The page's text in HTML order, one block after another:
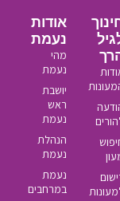
אודות
נעמת
מהי
נעמת
יושבת
ראש
נעמת
הנהלת
נעמת
נעמת
במרחבים